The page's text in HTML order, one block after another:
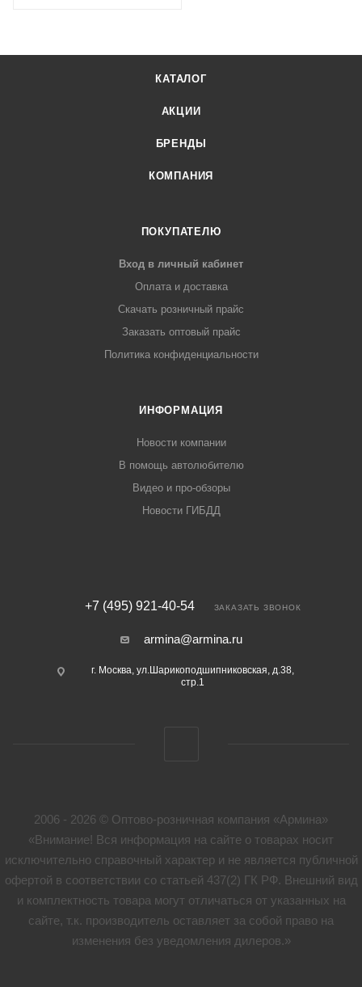
КАТАЛОГ
АКЦИИ
БРЕНДЫ
КОМПАНИЯ
ПОКУПАТЕЛЮ
Вход в личный кабинет
Оплата и доставка
Скачать розничный прайс
Заказать оптовый прайс
Политика конфиденциальности
ИНФОРМАЦИЯ
Новости компании
В помощь автолюбителю
Видео и про-обзоры
Новости ГИБДД
+7 (495) 921-40-54 ЗАКАЗАТЬ ЗВОНОК
armina@armina.ru
г. Москва, ул.Шарикоподшипниковская, д.38,
стр.1
2006 - 2026 © Оптово-розничная компания «Армина»
«Внимание! Вся информация на сайте о товарах носит
исключительно справочный характер и не является публичной
офертой в соответствии со статьей 437(2) ГК РФ. Внешний вид
и комплектность товара могут отличаться от указанных на
сайте, т.к. производитель оставляет за собой право на
изменения без уведомления дилеров.»